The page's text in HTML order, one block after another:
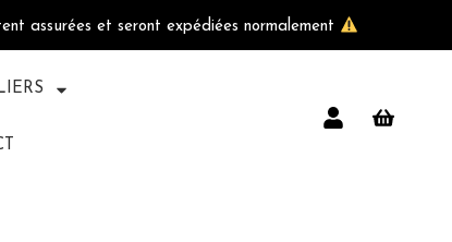
assurées et seront expédiées normalement